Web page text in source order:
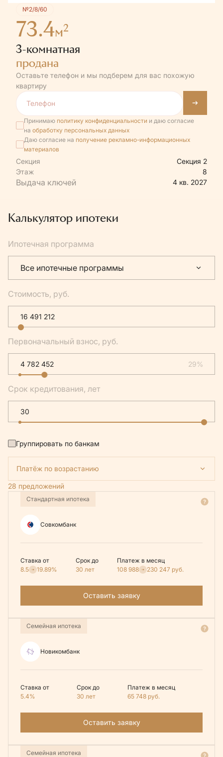
№2/8/60
73.4м2
3-комнатная
продана
Оставьте телефон и мы подберем для вас похожую
квартиру
Принимаю политику конфиденциальности и даю согласие
на обработку персональных данных
Даю согласие на получение рекламно-информационных
материалов
Секция
Секция 2
Этаж
8
4 кв. 2027
Калькулятор ипотеки
Ипотечная программа
Все ипотечные программы
Стоимость, руб.
Первоначальный взнос, руб.
29%
Срок кредитования, лет
Группировать по банкам
Платёж по возрастанию
28 предложений
Стандартная ипотека
Совкомбанк
Ставка от
8.5
19.89%
Срок до
30 лет
Платеж в месяц
108 988
230 247 руб.
Оставить заявку
Семейная ипотека
Новикомбанк
Ставка от
5.4%
Срок до
30 лет
Платеж в месяц
65 748 руб.
Оставить заявку
Семейная ипотека